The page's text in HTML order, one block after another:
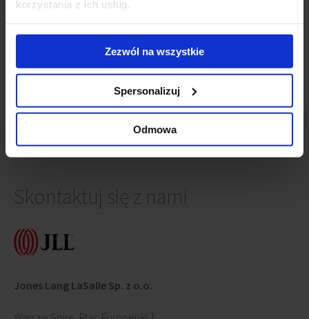
korzystania z ich usług.
Zezwól na wszystkie
Spersonalizuj
Odmowa
października 2021)
Pierwsza wiecha kompleksu Moje Miejsce(2 lipca 2018)
Skontaktuj się z nami
Jones Lang LaSalle Sp. z o.o.